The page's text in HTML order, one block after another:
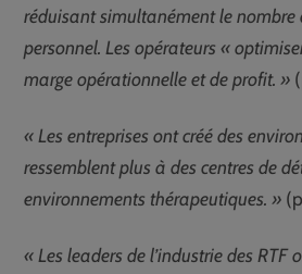
réduisant simultanément le nombre
personnel. Les opérateurs «
marge opérationnelle et de profit. »
« Les entreprises ont créé des
ressemblent plus à des centres de
environnements thérapeutiques. »
« Les leaders de l’industrie des